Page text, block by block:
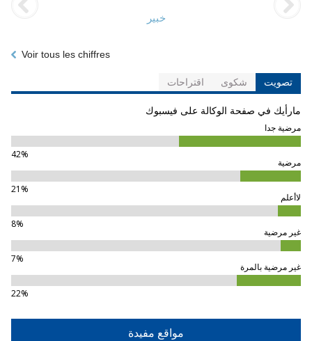
خبير
Voir tous les chiffres
تصويت شكوى اقتراحات
مارأيك في صفحة الوكالة على فيسبوك
مرضية جدا
42%
مرضية
21%
لاأعلم
8%
غير مرضية
7%
غير مرضية بالمرة
22%
مواقع مفيدة